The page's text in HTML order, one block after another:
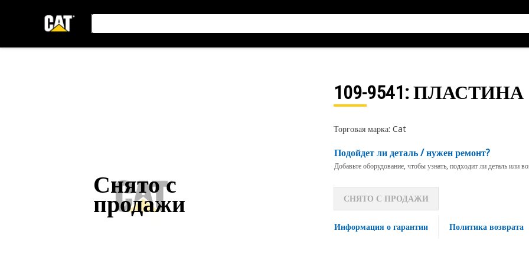
Снято с
продажи
109-9541: ПЛАСТИНА
Торговая марка: Cat
Подойдет ли деталь / нужен ремонт?
Добавьте оборудование, чтобы узнать, подходит ли деталь или
СНЯТО С ПРОДАЖИ
Информация о гарантии Политика возврата